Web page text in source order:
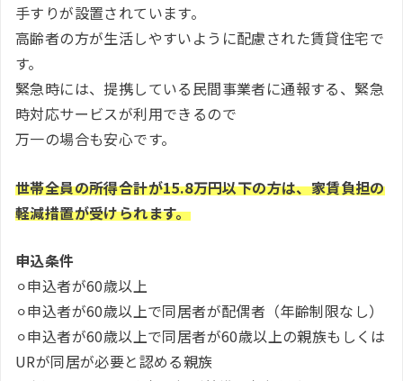
手すりが設置されています。
高齢者の方が生活しやすいように配慮された賃貸住宅で
す。
緊急時には、提携している民間事業者に通報する、緊急
時対応サービスが利用できるので
万一の場合も安心です。
世帯全員の所得合計が15.8万円以下の方は、家賃負担の
軽減措置が受けられます。
申込条件
⚪︎申込者が60歳以上
⚪︎申込者が60歳以上で同居者が配偶者（年齢制限なし）
⚪︎申込者が60歳以上で同居者が60歳以上の親族もしくは
URが同居が必要と認める親族